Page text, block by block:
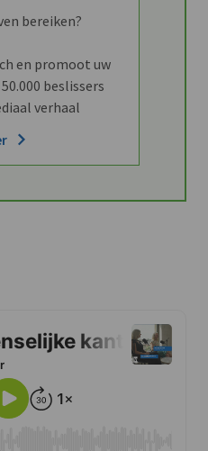
bereiken?
en promoot uw
beslissers
verhaal